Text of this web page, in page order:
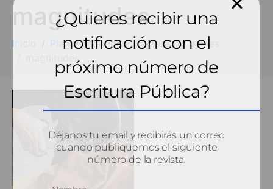
magnitudes
Inicio
Plan de contingencia para las pymes
magnitudes
¿Quieres recibir una
notificación con el
próximo número de
Escritura Pública?
Déjanos tu email y recibirás un correo
cuando publiquemos el siguiente
número de la revista.